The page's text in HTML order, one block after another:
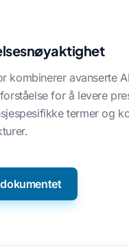
kombinerer avanserte
for å levere
termer og